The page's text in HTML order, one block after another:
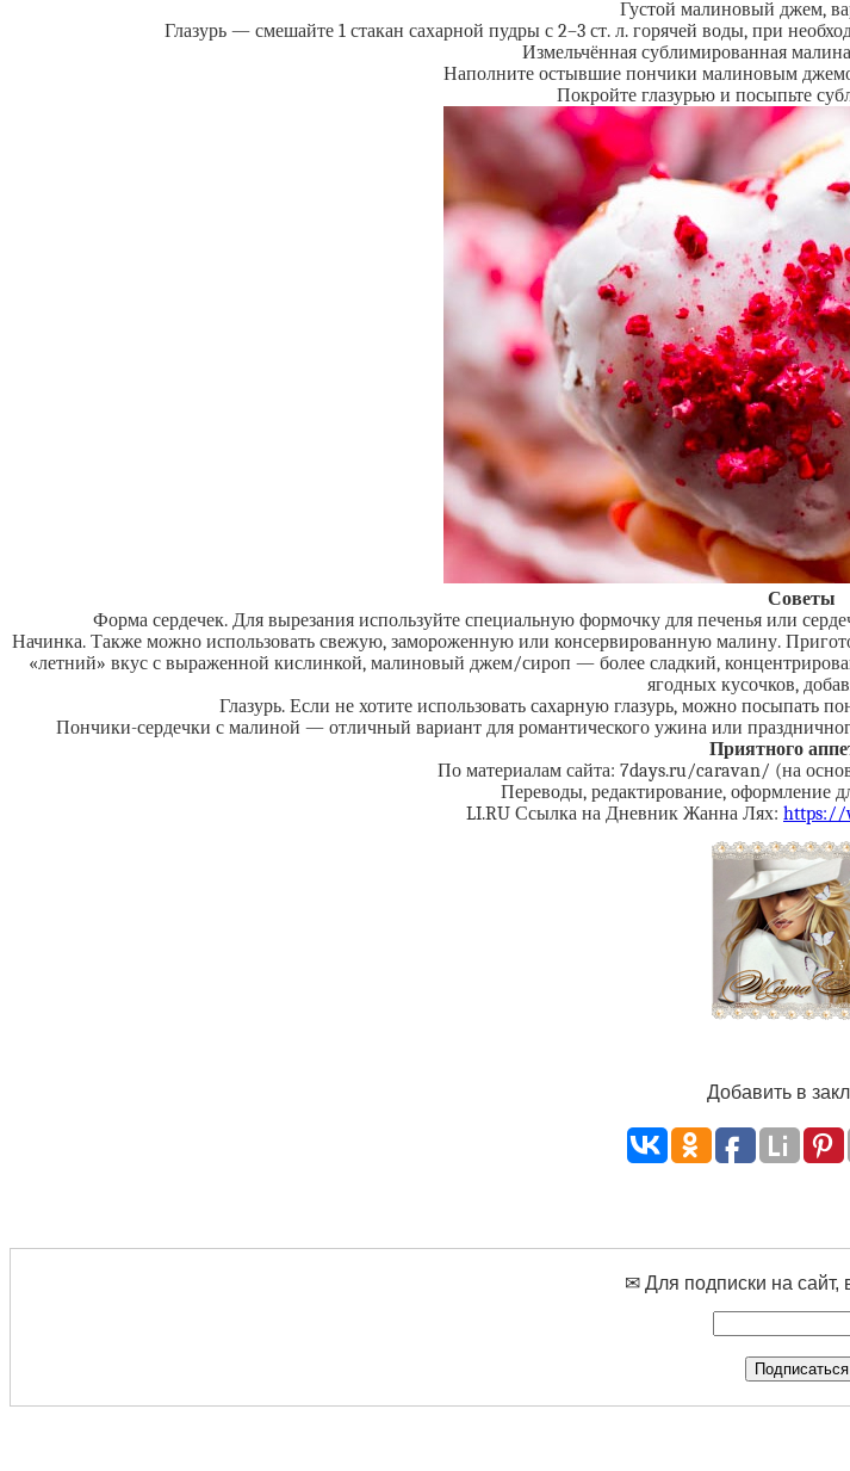
Густой малиновый джем,
Глазурь — смешайте 1 стакан сахарной пудры с 2–3 ст. л. горячей воды, при
Измельчённая сублимированная
Наполните остывшие пончики малиновым
Покройте глазурью и посыпьте
Советы
Форма сердечек. Для вырезания используйте специальную формочку для печенья или
Начинка. Также можно использовать свежую, замороженную или консервированную малину.
«летний» вкус с выраженной кислинкой, малиновый джем/сироп — более сладкий,
ягодных кусочков,
Глазурь. Если не хотите использовать сахарную глазурь, можно посыпать
Пончики-сердечки с малиной — отличный вариант для романтического ужина или
Приятного
По материалам сайта: 7days.ru/caravan/ (на
Переводы, редактирование, оформление
LI.RU Ссылка на Дневник Жанна Лях: https://
Добавить в
✉ Для подписки на сайт,